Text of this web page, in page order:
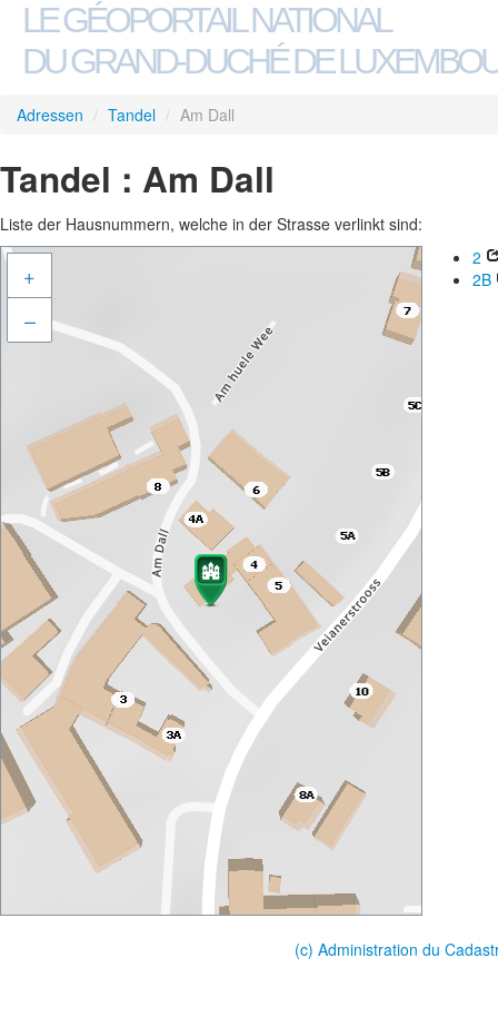
LE GÉOPORTAIL NATIONAL
DU GRAND-DUCHÉ DE
Adressen / Tandel / Am Dall
Tandel : Am Dall
Liste der Hausnummern, welche in der Strasse verlinkt sind:
+
–
2
2B
(c) Administration du